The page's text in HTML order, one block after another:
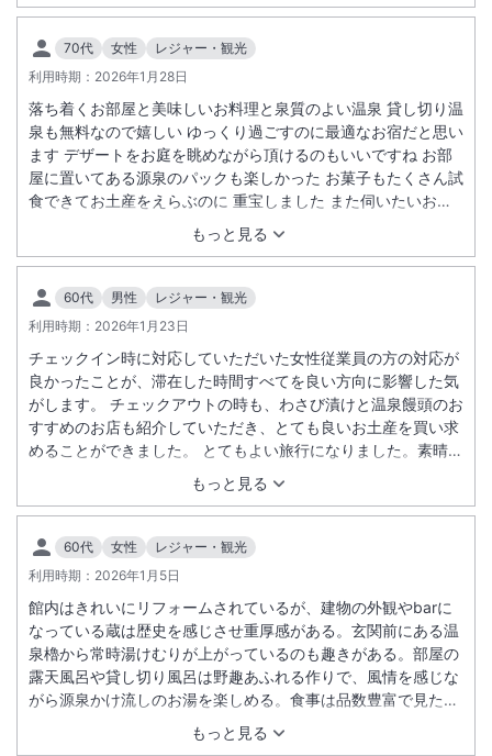
のお越しを、心よりお待ち申し上げております。
70代 女性
レジャー・観光
利用時期： 2026年1月28日
もっと見る
落ち着くお部屋と美味しいお料理と泉質のよい温泉 貸し切り温
泉も無料なので嬉しい ゆっくり過ごすのに最適なお宿だと思い
ます デザートをお庭を眺めながら頂けるのもいいですね お部
屋に置いてある源泉のパックも楽しかった お菓子もたくさん試
食できてお土産をえらぶのに 重宝しました また伺いたいお宿
60代 男性
レジャー・観光
利用時期： 2026年1月23日
もっと見る
チェックイン時に対応していただいた女性従業員の方の対応が
良かったことが、滞在した時間すべてを良い方向に影響した気
がします。 チェックアウトの時も、わさび漬けと温泉饅頭のお
すすめのお店も紹介していただき、とても良いお土産を買い求
めることができました。 とてもよい旅行になりました。素晴ら
しい宿を紹介いただきありがとうございました。
60代 女性
レジャー・観光
利用時期： 2026年1月5日
もっと見る
館内はきれいにリフォームされているが、建物の外観やbarに
なっている蔵は歴史を感じさせ重厚感がある。玄関前にある温
泉櫓から常時湯けむりが上がっているのも趣きがある。部屋の
露天風呂や貸し切り風呂は野趣あふれる作りで、風情を感じな
がら源泉かけ流しのお湯を楽しめる。食事は品数豊富で見た目
も美しく美味しい。部屋の冷蔵庫内の飲料サービスもうれし
い。最近は若い不慣れな従業員ばかりの宿が多いが、こちらの